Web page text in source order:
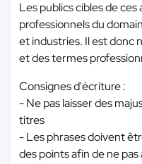
Les publics cibles de
professionnels du
et industries. Il est donc
et des termes
Consignes d'écriture :
- Ne pas laisser des
titres
- Les phrases doivent
des points afin de ne